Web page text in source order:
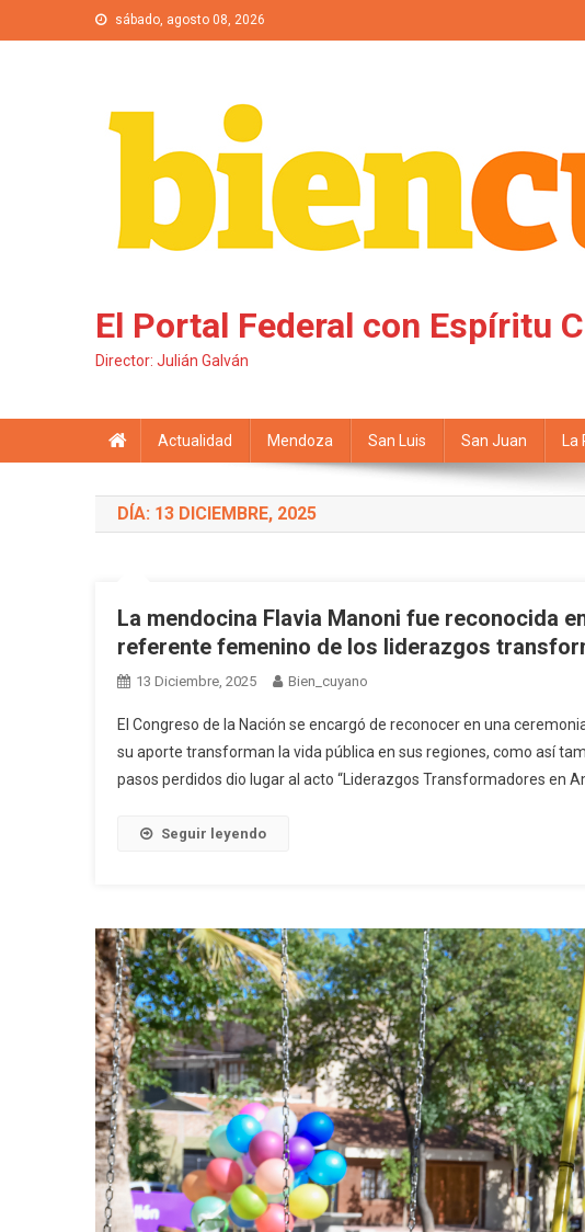
Saltar al contenidosábado, agosto 08, 2026
El Portal Federal con Espíritu
Director: Julián Galván
Actualidad Mendoza San Luis San Juan
DÍA: 13 DICIEMBRE, 2025
La mendocina Flavia Manoni fue reconocida
referente femenino de los liderazgos
13 Diciembre, 2025 Bien_cuyano
El Congreso de la Nación se encargó de reconocer en una
su aporte transforman la vida pública en sus regiones, como así
pasos perdidos dio lugar al acto “Liderazgos Transformadores en
Seguir leyendo